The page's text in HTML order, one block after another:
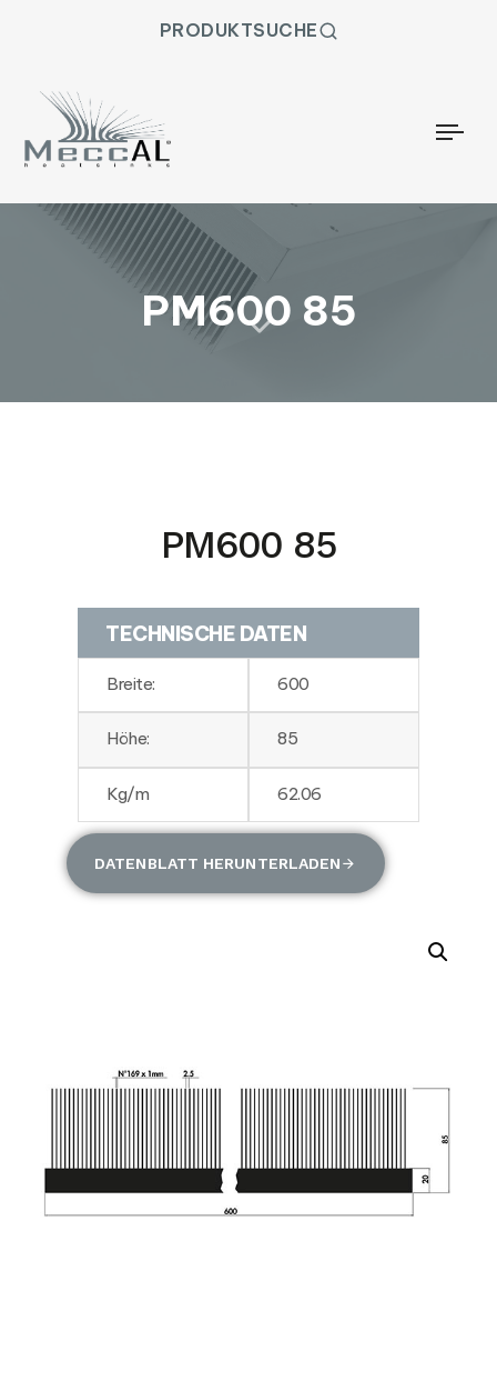
PRODUKTSUCHE
PM600 85
PM600 85
TECHNISCHE DATEN
Breite: 600
Höhe: 85
Kg/m 62.06
DATENBLATT HERUNTERLADEN